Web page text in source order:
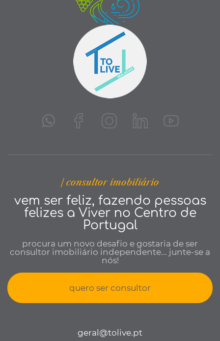
| consultor imobiliário
vem ser feliz, fazendo pessoas
felizes a Viver no Centro de
Portugal
procura um novo desafio e gostaria de ser
consultor imobiliário independente... junte-se a
nós!
quero ser consultor
geral@tolive.pt